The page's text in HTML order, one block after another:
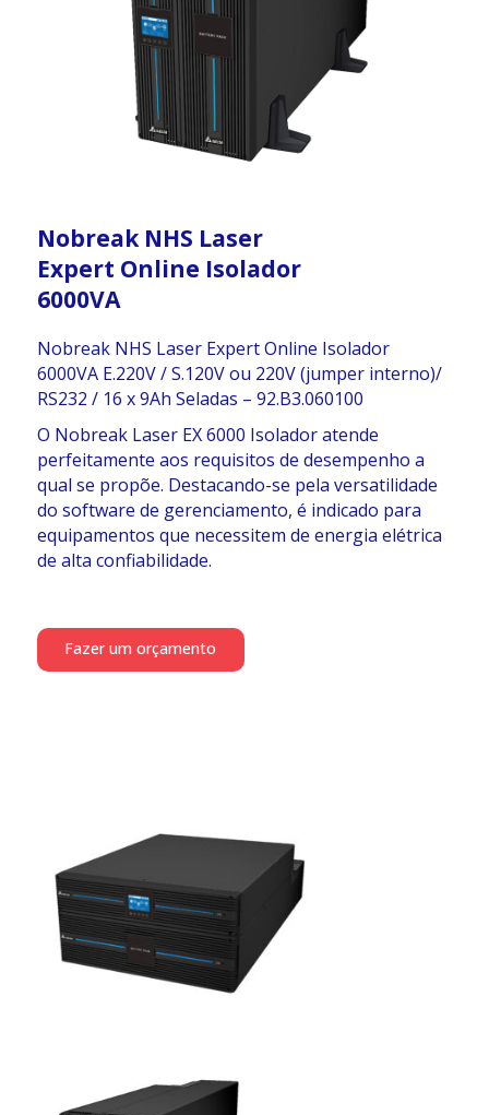
Nobreak NHS Laser
Expert Online Isolador
6000VA
Nobreak NHS Laser Expert Online Isolador
6000VA E.220V / S.120V ou 220V (jumper interno)/
RS232 / 16 x 9Ah Seladas – 92.B3.060100
O Nobreak Laser EX 6000 Isolador atende
perfeitamente aos requisitos de desempenho a
qual se propõe. Destacando-se pela versatilidade
do software de gerenciamento, é indicado para
equipamentos que necessitem de energia elétrica
de alta confiabilidade.
Fazer um orçamento